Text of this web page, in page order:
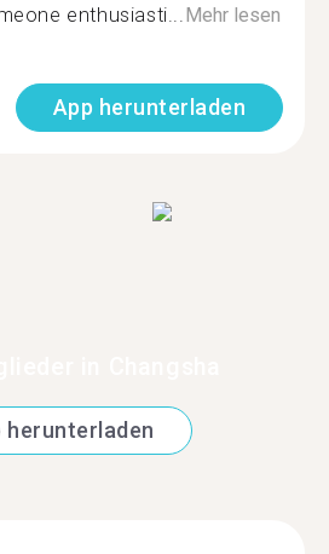
enthusiasti...Mehr lesen
App herunterladen
herunterladen